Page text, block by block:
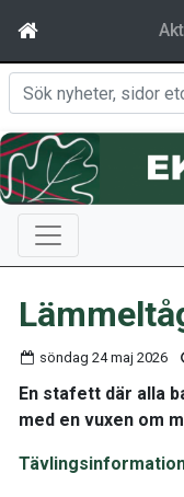
söndag 24 maj 2026
En stafett där alla
med en vuxen om